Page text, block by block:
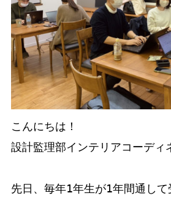
こんにちは！
設計監理部インテリアコーディ
先日、毎年1年生が1年間通し